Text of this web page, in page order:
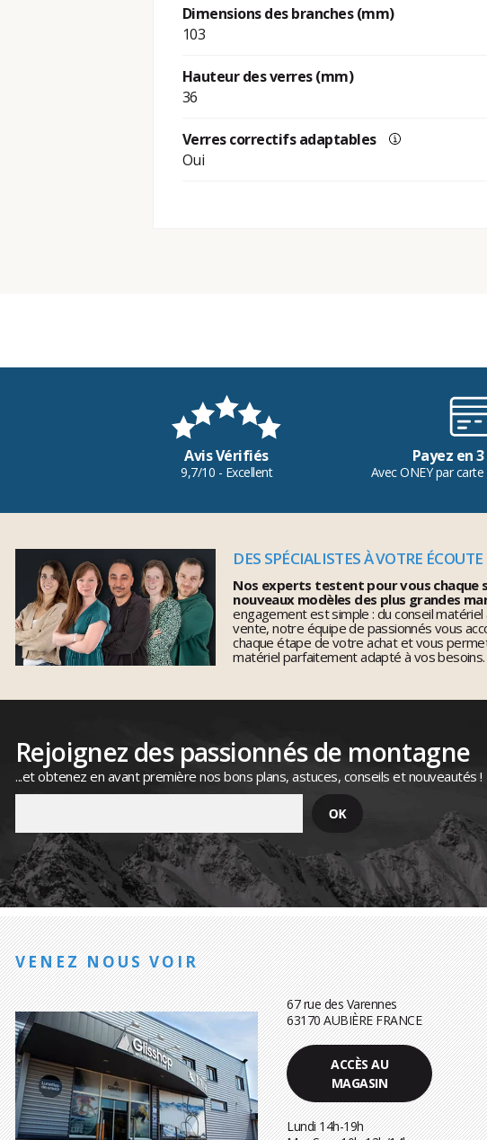
Dimensions des branches (mm)
103
Hauteur des verres (mm)
36
Verres correctifs adaptables
Oui
Avis Vérifiés
9,7/10 - Excellent
Payez en
Avec ONEY par
DES SPÉCIALISTES À VOTRE ÉCOUTE
Nos experts testent pour vous chaque
nouveaux modèles des plus grandes
engagement est simple : du conseil
vente, notre équipe de passionnés vous
chaque étape de votre achat et vous
matériel parfaitement adapté à vos besoins.
Rejoignez des passionnés de montagne
...et obtenez en avant première nos bons plans, astuces, conseils et nouveautés !
VENEZ NOUS VOIR
67 rue des Varennes
63170 AUBIÈRE FRANCE
ACCÈS AU
MAGASIN
Lundi 14h-19h